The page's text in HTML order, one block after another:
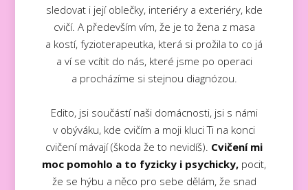
sledovat i její oblečky, interiéry a exteriéry, kde
cvičí. A především vím, že je to žena z masa
a kostí, fyzioterapeutka, která si prožila to co já
a ví se vcítit do nás, které jsme po operaci
a procházíme si stejnou diagnózou.
Edito, jsi součástí naši domácnosti, jsi s námi
v obýváku, kde cvičím a moji kluci Ti na konci
cvičení mávají (škoda že to nevidíš). Cvičení mi
moc pomohlo a to fyzicky i psychicky, pocit,
že se hýbu a něco pro sebe dělám, že snad